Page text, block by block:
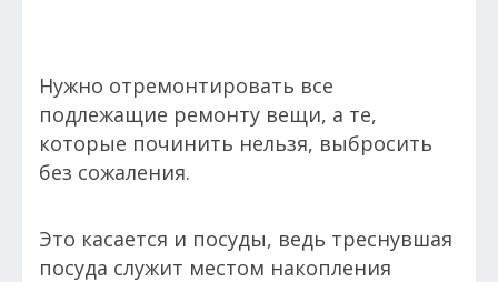
Нужно отремонтировать все
подлежащие ремонту вещи, а те,
которые починить нельзя, выбросить
без сожаления.
Это касается и посуды, ведь треснувшая
посуда служит местом накопления